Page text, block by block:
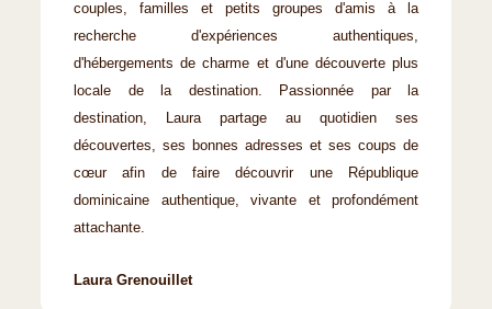
couples, familles et petits groupes d'amis à la
recherche d'expériences authentiques,
d'hébergements de charme et d'une découverte plus
locale de la destination. Passionnée par la
destination, Laura partage au quotidien ses
découvertes, ses bonnes adresses et ses coups de
cœur afin de faire découvrir une République
dominicaine authentique, vivante et profondément
attachante.
Laura Grenouillet